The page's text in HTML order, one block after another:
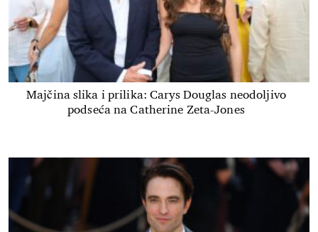
Majčina slika i prilika: Carys Douglas neodoljivo
podseća na Catherine Zeta-Jones